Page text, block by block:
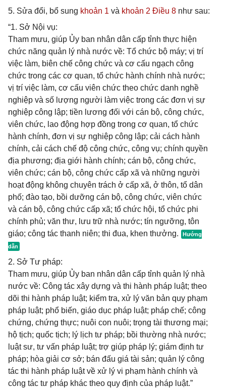
5. Sửa đổi, bổ sung khoản 1 và khoản 2 Điều 8 như sau:
“1. Sở Nội vụ:
Tham mưu, giúp Ủy ban nhân dân cấp tỉnh thực hiện
chức năng quản lý nhà nước về: Tổ chức bộ máy; vị trí
việc làm, biên chế công chức và cơ cấu ngạch công
chức trong các cơ quan, tổ chức hành chính nhà nước;
vị trí việc làm, cơ cấu viên chức theo chức danh nghề
nghiệp và số lượng người làm việc trong các đơn vị sự
nghiệp công lập; tiền lương đối với cán bộ, công chức,
viên chức, lao động hợp đồng trong cơ quan, tổ chức
hành chính, đơn vị sự nghiệp công lập; cải cách hành
chính, cải cách chế độ công chức, công vụ; chính quyền
địa phương; địa giới hành chính; cán bộ, công chức,
viên chức; cán bộ, công chức cấp xã và những người
hoạt động không chuyên trách ở cấp xã, ở thôn, tổ dân
phố; đào tạo, bồi dưỡng cán bộ, công chức, viên chức
và cán bộ, công chức cấp xã; tổ chức hội, tổ chức phi
chính phủ; văn thư, lưu trữ nhà nước; tín ngưỡng, tôn
giáo; công tác thanh niên; thi đua, khen thưởng.
2. Sở Tư pháp:
Tham mưu, giúp Ủy ban nhân dân cấp tỉnh quản lý nhà
nước về: Công tác xây dựng và thi hành pháp luật; theo
dõi thi hành pháp luật; kiểm tra, xử lý văn bản quy phạm
pháp luật; phổ biến, giáo dục pháp luật; pháp chế; công
chứng, chứng thực; nuôi con nuôi; trọng tài thương mại;
hộ tịch; quốc tịch; lý lịch tư pháp; bồi thường nhà nước;
luật sư, tư vấn pháp luật; trợ giúp pháp lý; giám định tư
pháp; hòa giải cơ sở; bán đấu giá tài sản; quản lý công
tác thi hành pháp luật về xử lý vi phạm hành chính và
công tác tư pháp khác theo quy định của pháp luật.”